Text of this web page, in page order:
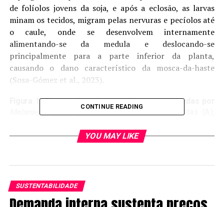
de folíolos jovens da soja, e após a eclosão, as larvas
minam os tecidos, migram pelas nervuras e pecíolos até
o caule, onde se desenvolvem internamente
alimentando-se da medula e deslocando-se
principalmente para a parte inferior da planta,
causando o dano característico da mosca-da-haste
(Sosa-Gómez et al., 2023).
Figura 1. Plantas de soja com injúrias ocasionadas por
Melanagromyza sojae: Murcha das folhas opostas (A),
haste principal (C), haste danificada (D), folíolo seco (E),
pupa e orifício de saída no pecíolo (F), nervura
alimentação dos adultos (H).
Fonte: VITORIO et al., 2019, apud. Ramon (2023)
CONTINUE READING
YOU MAY LIKE
SUSTENTABILIDADE